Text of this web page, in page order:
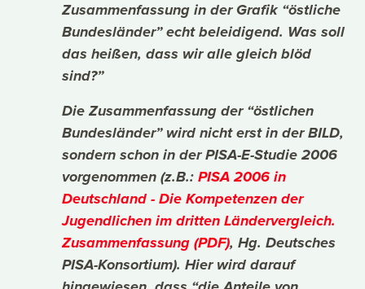
Zusammenfassung in der Grafik “östliche
Bundesländer” echt beleidigend. Was soll
das heißen, dass wir alle gleich blöd
sind?”
Die Zusammenfassung der “östlichen
Bundesländer” wird nicht erst in der BILD,
sondern schon in der PISA-E-Studie 2006
vorgenommen (z.B.: PISA 2006 in
Deutschland - Die Kompetenzen der
Jugendlichen im dritten Ländervergleich.
Zusammenfassung (PDF), Hg. Deutsches
PISA-Konsortium). Hier wird darauf